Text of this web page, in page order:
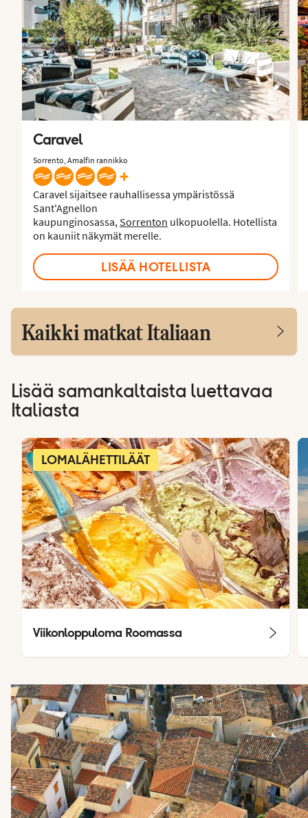
Caravel
Sorrento, Amalfin rannikko
+
Caravel sijaitsee rauhallisessa ympäristössä
Sant'Agnellon
kaupunginosassa, Sorrenton ulkopuolella. Hotellista
on kauniit näkymät merelle.
LISÄÄ HOTELLISTA
Kaikki matkat Italiaan
Lisää samankaltaista luettavaa
Italiasta
LOMALÄHETTILÄÄT
Viikonloppuloma Roomassa